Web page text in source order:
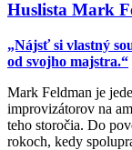
Huslista Mark
„Nájsť si vlastný
od svojho majstra.“
Mark Feldman je
improvizátorov na
teho storočia. Do
rokoch, kedy